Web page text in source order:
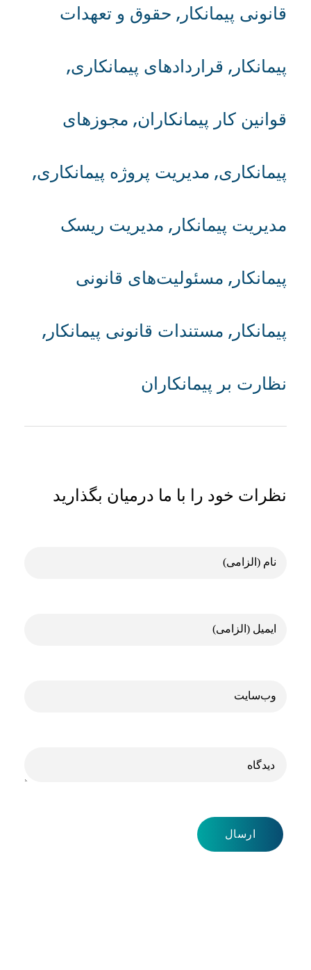
قانونی پیمانکار , حقوق و تعهدات
پیمانکار , قراردادهای پیمانکاری,
قوانین کار پیمانکاران, مجوزهای
پیمانکاری, مدیریت پروژه پیمانکاری,
مدیریت پیمانکار , مدیریت ریسک
پیمانکار , مسئولیت‌های قانونی
پیمانکار , مستندات قانونی پیمانکار ,
نظارت بر پیمانکاران
نظرات خود را با ما درمیان بگذارید